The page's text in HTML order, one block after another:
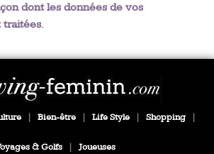
dont les données de vos
traitées.
Bien-être Life Style Shopping
& Golfs Joueuses